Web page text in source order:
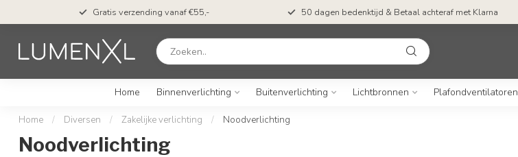
Gratis verzending vanaf €55,- 50 dagen bedenktijd & Betaal achteraf met Klarna
Home Binnenverlichting Buitenverlichting Lichtbronnen Plafondventilatoren
Home / Diversen / Zakelijke verlichting / Noodverlichting
Noodverlichting